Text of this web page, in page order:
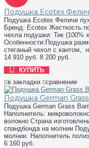
Подушка Ecotex
Подушка Ecotex Феличе
Бренд: Ecotex Жесткость
чехла подушки: Тик (100%
Особенности:Подушка
стеганый чехол с кантом,
14 910 руб. 8 200 руб.
КУПИТЬ
в закладки
сравнение
Подушка German
Подушка German Grass
Наполнитель:
волокно Страна
спандбонда на молнии
молнии. Наполнитель
6 160 руб.